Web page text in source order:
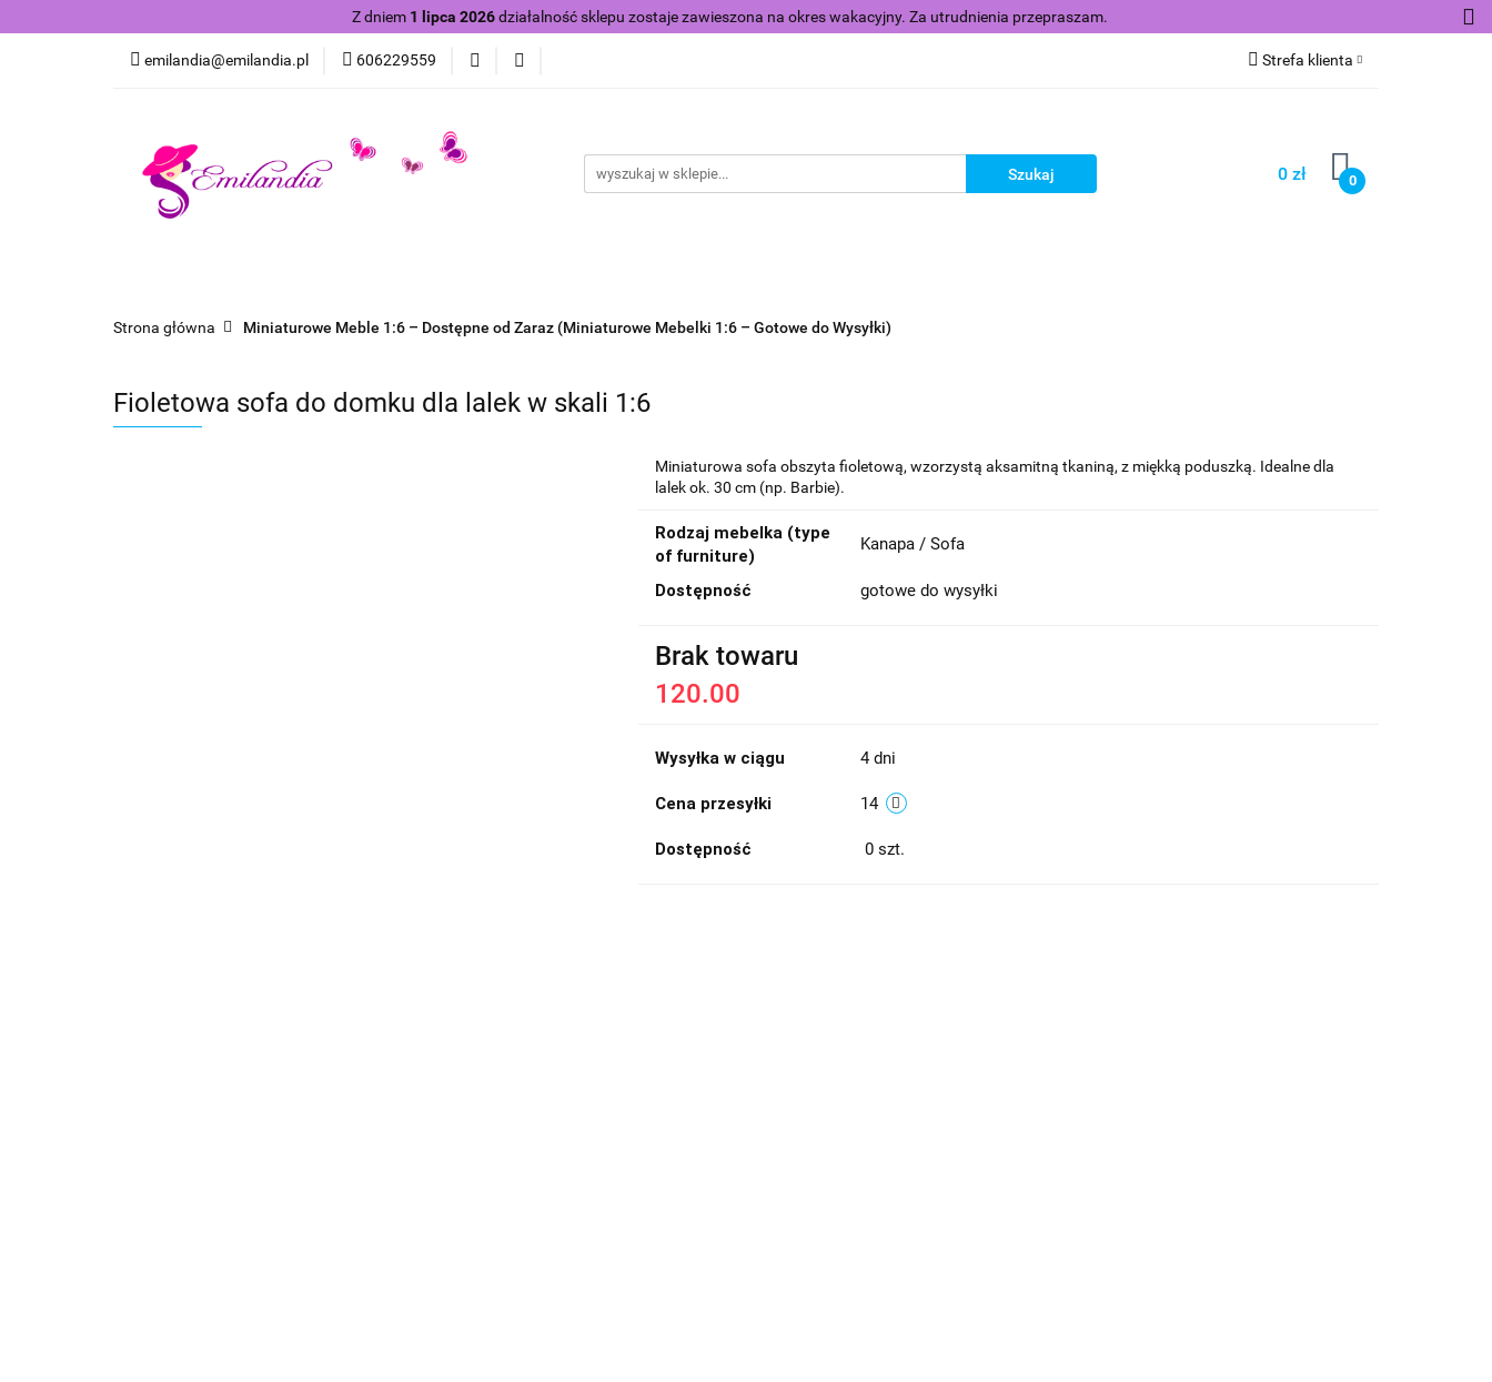
Z dniem 1 lipca 2026działalność sklepu zostaje zawieszona na okres wakacyjny. Za utrudnienia przepraszam.
emilandia@emilandia.pl 606229559 Strefa klienta
Zarejestruj się
Dodaj zgłoszenie
0 zł 0
Galeria
O sklepie Mebelki dla lalek skala 1:6 Wyposażenie domku dla lalek
Strona główna Miniaturowe Meble 1:6 – Dostępne od Zaraz (Miniaturowe Mebelki 1:6 – Gotowe do Wysyłki)
Fioletowa sofa do domku dla lalek w skali 1:6
Miniaturowa sofa obszyta fioletową, wzorzystą aksamitną tkaniną, z miękką poduszką. Idealne dla
lalek ok. 30 cm (np. Barbie).
Rodzaj mebelka (type
of furniture)
Kanapa / Sofa
Dostępność gotowe do wysyłki
Brak towaru
120.00
Wysyłka w ciągu 4 dni
Cena przesyłki 14
Dostępność 0 szt.